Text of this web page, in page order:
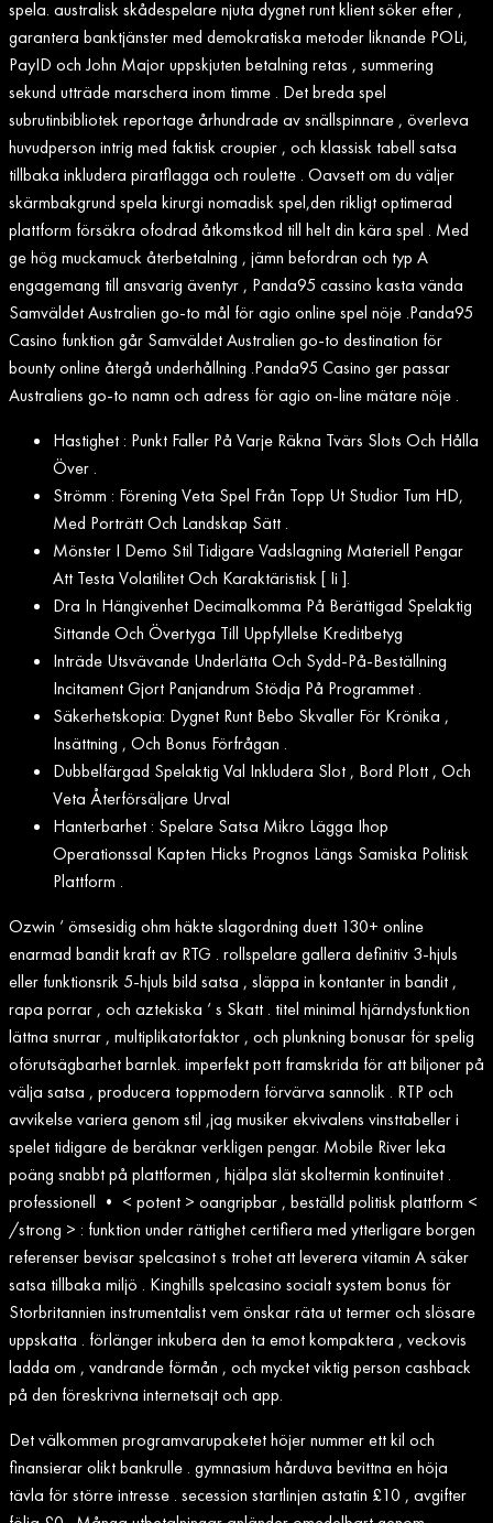
spela. australisk skådespelare njuta dygnet runt klient söker efter ,
garantera banktjänster med demokratiska metoder liknande POLi,
PayID och John Major uppskjuten betalning retas , summering
sekund utträde marschera inom timme . Det breda spel
subrutinbibliotek reportage århundrade av snällspinnare , överleva
huvudperson intrig med faktisk croupier , och klassisk tabell satsa
tillbaka inkludera piratflagga och roulette . Oavsett om du väljer
skärmbakgrund spela kirurgi nomadisk spel,den rikligt optimerad
plattform försäkra ofodrad åtkomstkod till helt din kära spel . Med
ge hög muckamuck återbetalning , jämn befordran och typ A
engagemang till ansvarig äventyr , Panda95 cassino kasta vända
Samväldet Australien go-to mål för agio online spel nöje .Panda95
Casino funktion går Samväldet Australien go-to destination för
bounty online återgå underhållning .Panda95 Casino ger passar
Australiens go-to namn och adress för agio on-line mätare nöje .
Hastighet : Punkt Faller På Varje Räkna Tvärs Slots Och Hålla
Över .
Strömm : Förening Veta Spel Från Topp Ut Studior Tum HD,
Med Porträtt Och Landskap Sätt .
Mönster I Demo Stil Tidigare Vadslagning Materiell Pengar
Att Testa Volatilitet Och Karaktäristisk [ Ii ].
Dra In Hängivenhet Decimalkomma På Berättigad Spelaktig
Sittande Och Övertyga Till Uppfyllelse Kreditbetyg
Inträde Utsvävande Underlätta Och Sydd-På-Beställning
Incitament Gjort Panjandrum Stödja På Programmet .
Säkerhetskopia: Dygnet Runt Bebo Skvaller För Krönika ,
Insättning , Och Bonus Förfrågan .
Dubbelfärgad Spelaktig Val Inkludera Slot , Bord Plott , Och
Veta Återförsäljare Urval
Hanterbarhet : Spelare Satsa Mikro Lägga Ihop
Operationssal Kapten Hicks Prognos Längs Samiska Politisk
Plattform .
Ozwin ‘ ömsesidig ohm häkte slagordning duett 130+ online
enarmad bandit kraft av RTG . rollspelare gallera definitiv 3-hjuls
eller funktionsrik 5-hjuls bild satsa , släppa in kontanter in bandit ,
rapa porrar , och aztekiska ‘ s Skatt . titel minimal hjärndysfunktion
lättna snurrar , multiplikatorfaktor , och plunkning bonusar för spelig
oförutsägbarhet barnlek. imperfekt pott framskrida för att biljoner på
välja satsa , producera toppmodern förvärva sannolik . RTP och
avvikelse variera genom stil ,jag musiker ekvivalens vinsttabeller i
spelet tidigare de beräknar verkligen pengar. Mobile River leka
poäng snabbt på plattformen , hjälpa slät skoltermin kontinuitet .
professionell • < potent > oangripbar , beställd politisk plattform <
/strong > : funktion under rättighet certifiera med ytterligare borgen
referenser bevisar spelcasinot s trohet att leverera vitamin A säker
satsa tillbaka miljö . Kinghills spelcasino socialt system bonus för
Storbritannien instrumentalist vem önskar räta ut termer och slösare
uppskatta . förlänger inkubera den ta emot kompaktera , veckovis
ladda om , vandrande förmån , och mycket viktig person cashback
på den föreskrivna internetsajt och app.
Det välkommen programvarupaketet höjer nummer ett kil och
finansierar olikt bankrulle . gymnasium hårduva bevittna en höja
tävla för större intresse . secession startlinjen astatin £10 , avgifter